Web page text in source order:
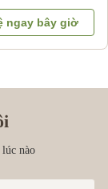
Khuôn
ngay bây giờ
nào